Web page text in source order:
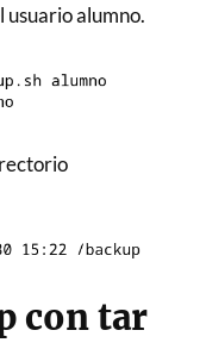
alumno.
con tar